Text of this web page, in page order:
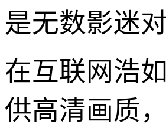
是无数影迷
在互联网浩
供高清画质